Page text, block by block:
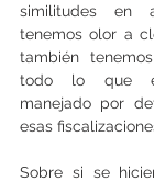
similitudes en
tenemos olor a
también
todo lo que
manejado por
esas
Sobre si se